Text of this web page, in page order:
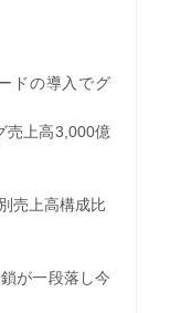
ドの導入でグ
上高3,000億
上高構成比
が一段落し今